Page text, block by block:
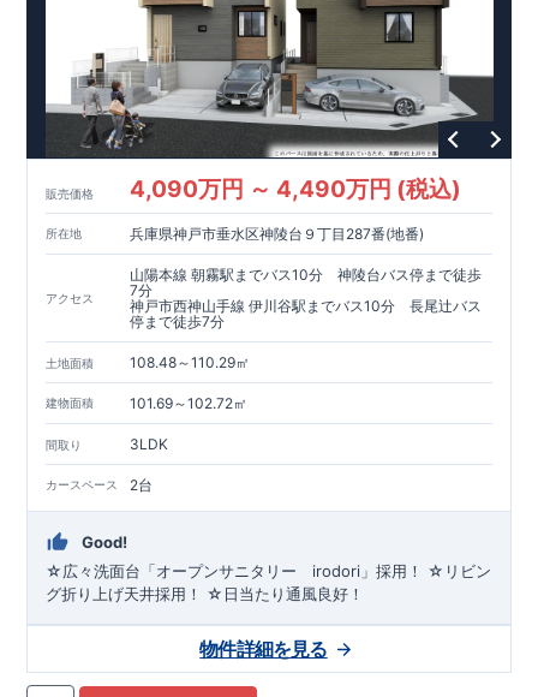
販売価格 4,090万円 ～ 4,490万円 (税込)
所在地 兵庫県神戸市垂水区神陵台９丁目287番(地番)
アクセス
山陽本線 朝霧駅までバス10分 神陵台バス停まで徒歩
7分
神戸市西神山手線 伊川谷駅までバス10分 長尾辻バス
停まで徒歩7分
土地面積 108.48～110.29㎡
建物面積 101.69～102.72㎡
間取り 3LDK
カースペース 2台
Good!
☆広々洗面台「オープンサニタリー irodori」採用！ ☆リビン
グ折り上げ天井採用！ ☆日当たり通風良好！
物件詳細を見る